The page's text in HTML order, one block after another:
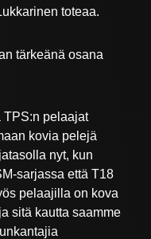
toteaa.
tärkeänä osana
TPS:n pelaajat
kovia pelejä
nyt, kun
sarjassa että T18
pelaajilla on kova
sitä kautta saamme